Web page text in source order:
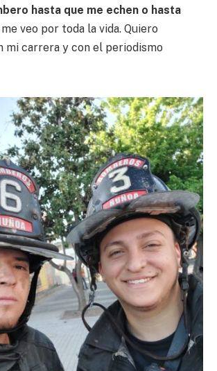
hasta que me echen o hasta
me veo por toda la vida. Quiero
mi carrera y con el periodismo